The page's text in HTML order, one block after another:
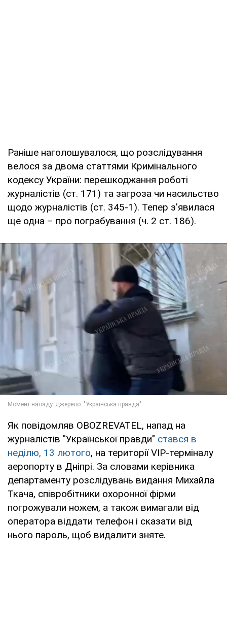
Раніше наголошувалося, що розслідування
велося за двома статтями Кримінального
кодексу України: перешкоджання роботі
журналістів (ст. 171) та загроза чи насильство
щодо журналістів (ст. 345-1). Тепер з'явилася
ще одна – про пограбування (ч. 2 ст. 186).
Як повідомляв OBOZREVATEL, напад на
журналістів "Української правди" стався в
неділю, 13 лютого, на території VIP-терміналу
аеропорту в Дніпрі. За словами керівника
департаменту розслідувань видання Михайла
Ткача, співробітники охоронної фірми
погрожували ножем, а також вимагали від
оператора віддати телефон і сказати від
нього пароль, щоб видалити зняте.